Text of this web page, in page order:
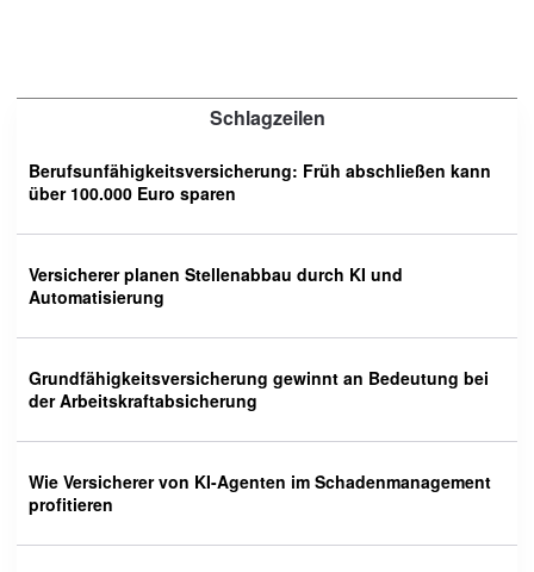
Schlagzeilen
Berufsunfähigkeitsversicherung: Früh abschließen kann
über 100.000 Euro sparen
Versicherer planen Stellenabbau durch KI und
Automatisierung
Grundfähigkeitsversicherung gewinnt an Bedeutung bei
der Arbeitskraftabsicherung
Wie Versicherer von KI-Agenten im Schadenmanagement
profitieren